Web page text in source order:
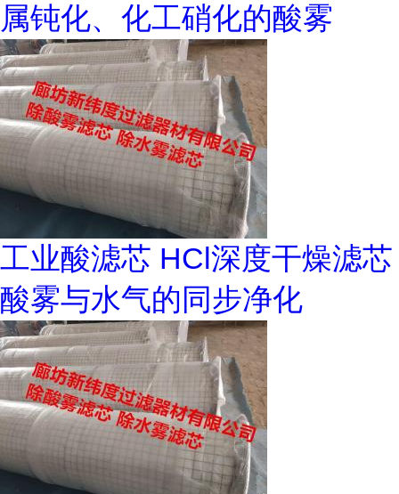
属钝化、化工硝化的酸雾
工业酸滤芯 HCl深度干燥滤芯
酸雾与水气的同步净化